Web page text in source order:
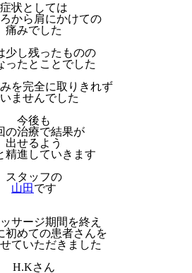
症状としては
から肩にかけての
痛みでした
少し残ったものの
ったとことでした
を完全に取りきれず
ませんでした
今後も
の治療で結果が
出せるよう
精進していきます
スタッフの
山田 です
サージ期間を終え
初めての患者さんを
ていただきました
H.Kさん